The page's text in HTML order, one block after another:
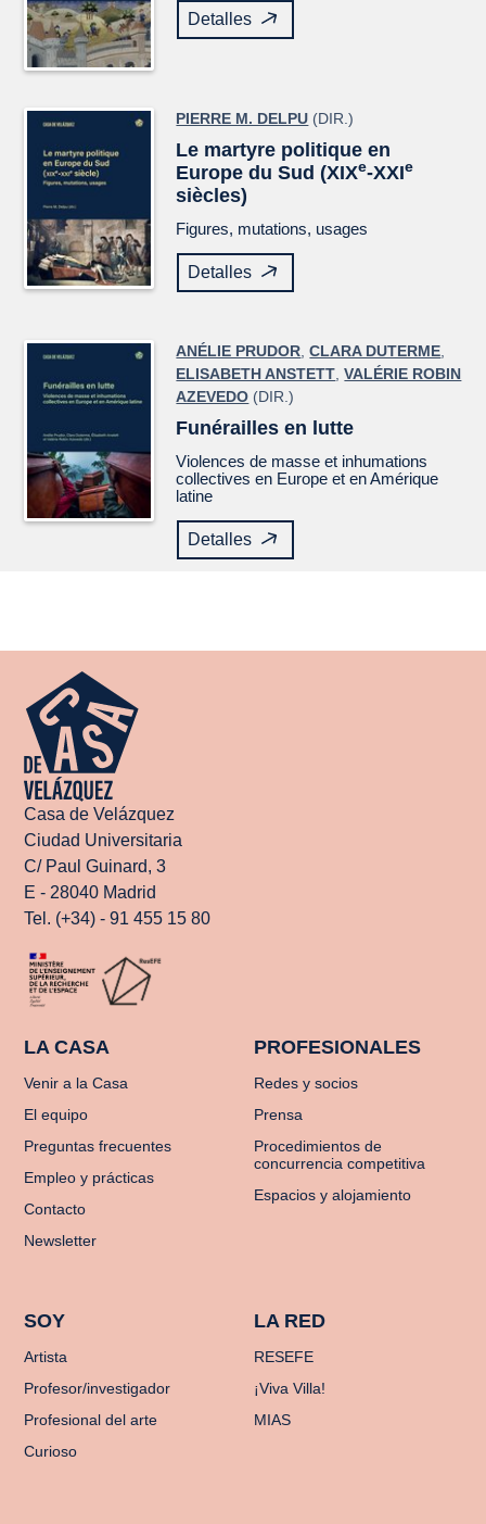
Detalles
PIERRE M. DELPU (DIR.)
Le martyre politique en
Europe du Sud (XIXe-XXIe
siècles)
Figures, mutations, usages
Detalles
ANÉLIE PRUDOR ,CLARA DUTERME
ELISABETH ANSTETT ,VALÉRIE ROBIN
AZEVEDO (DIR.)
Funérailles en lutte
Violences de masse et inhumations
collectives en Europe et en Amérique
latine
Detalles
Casa de Velázquez
Ciudad Universitaria
C/ Paul Guinard, 3
E - 28040 Madrid
Tel. (+34) - 91 455 15 80
LA CASA
Venir a la Casa
El equipo
Preguntas frecuentes
Empleo y prácticas
Contacto
Newsletter
PROFESIONALES
Redes y socios
Prensa
Procedimientos de
concurrencia competitiva
Espacios y alojamiento
SOY
Artista
Profesor/investigador
Profesional del arte
Curioso
LA RED
RESEFE
¡Viva Villa!
MIAS